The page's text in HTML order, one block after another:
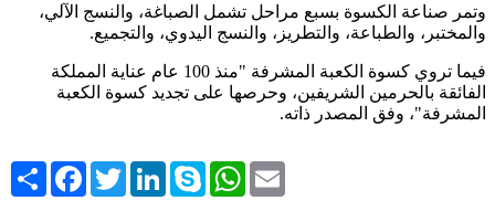
وتمر صناعة الكسوة بسبع مراحل تشمل الصباغة، والنسج الآلي،
والمختبر، والطباعة، والتطريز، والنسج اليدوي، والتجميع.
فيما تروي كسوة الكعبة المشرفة "منذ 100 عام عناية المملكة
الفائقة بالحرمين الشريفين، وحرصها على تجديد كسوة الكعبة
المشرفة"، وفق المصدر ذاته.
Share FacebookTwitterLinkedInSkype WhatsApp